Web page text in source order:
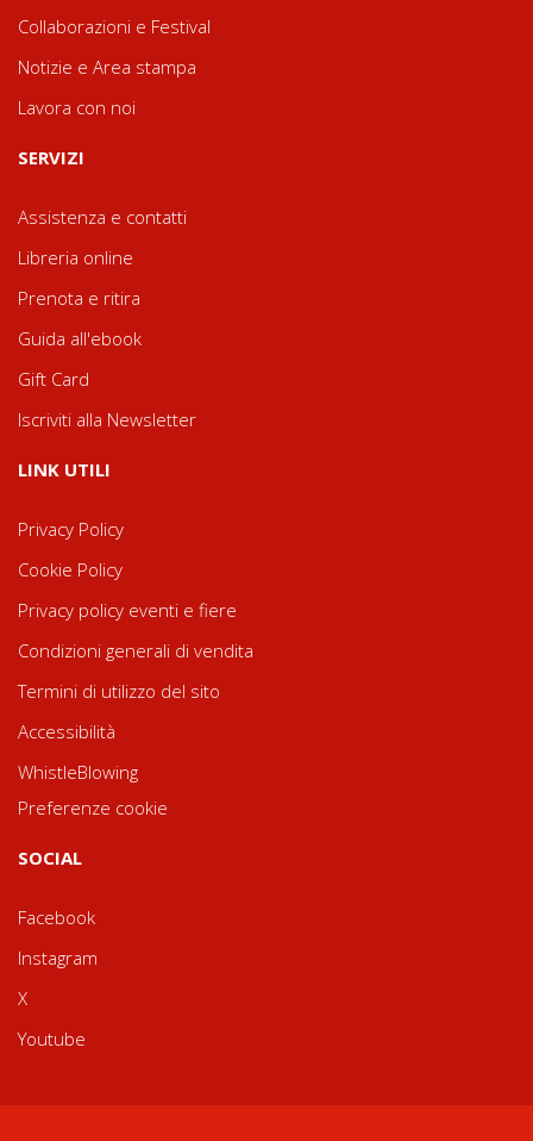
Collaborazioni e Festival
Notizie e Area stampa
Lavora con noi
SERVIZI
Assistenza e contatti
Libreria online
Prenota e ritira
Guida all'ebook
Gift Card
Iscriviti alla Newsletter
LINK UTILI
Privacy Policy
Cookie Policy
Privacy policy eventi e fiere
Condizioni generali di vendita
Termini di utilizzo del sito
Accessibilità
WhistleBlowing
Preferenze cookie
SOCIAL
Facebook
Instagram
X
Youtube